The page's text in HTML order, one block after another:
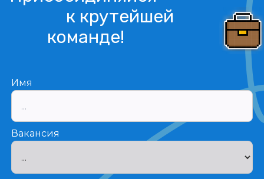
к крутейшей
команде!
Имя
Вакансия